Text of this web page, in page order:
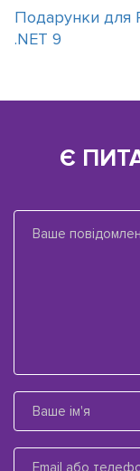
Подарунки для
.NET 9
Є